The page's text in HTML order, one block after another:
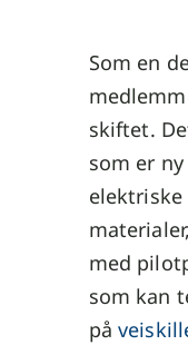
Som en
skiftet.
som er
med
som kan
på